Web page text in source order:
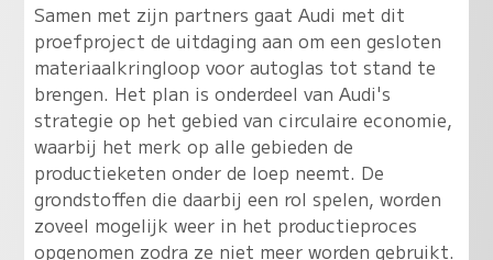
Samen met zijn partners gaat Audi met dit
proefproject de uitdaging aan om een gesloten
materiaalkringloop voor autoglas tot stand te
brengen. Het plan is onderdeel van Audi's
strategie op het gebied van circulaire economie,
waarbij het merk op alle gebieden de
productieketen onder de loep neemt. De
grondstoffen die daarbij een rol spelen, worden
zoveel mogelijk weer in het productieproces
opgenomen zodra ze niet meer worden gebruikt.